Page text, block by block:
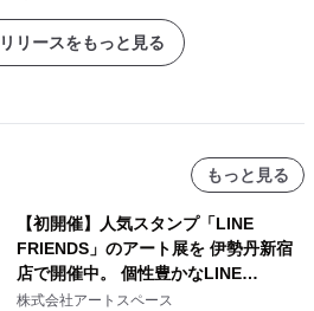
リースをもっと見る
もっと見る
【初開催】人気スタンプ「LINE
FRIENDS」のアート展を 伊勢丹新宿
店で開催中。 個性豊かなLINE
FRIENDSの仲間たちが インテリアア
株式会社アートスペース